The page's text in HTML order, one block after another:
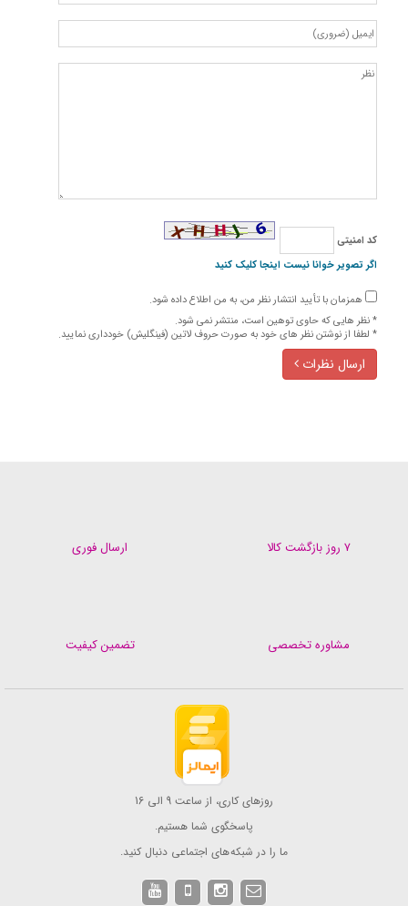
كد امنیتی
اگر تصویر خوانا نیست اینجا کلیک کنید
همزمان با تأیید انتشار نظر من، به من اطلاع داده شود.
* نظر هایی كه حاوی توهین است، منتشر نمی شود.
* لطفا از نوشتن نظر های خود به صورت حروف لاتین (فینگلیش) خودداری نمایید.
ارسال نظرات
ارسال فوری ۷ روز بازگشت کالا
تضمین کیفیت مشاوره تخصصی
روزهای کاری، از ساعت 9 الی 16
پاسخگوی شما هستیم.
ما را در شبکه های اجتماعی دنبال کنید.